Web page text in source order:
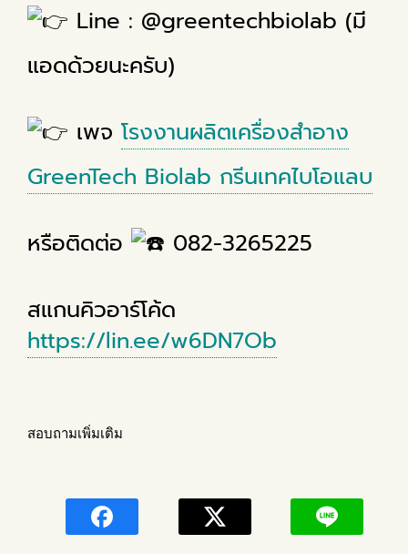
Line : @greentechbiolab (มี
แอดด้วยนะครับ)
เพจ โรงงานผลิตเครื่องสำอาง
GreenTech Biolab กรีนเทคไบโอแลบ
หรือติดต่อ 082-3265225
สแกนคิวอาร์โค้ด
https://lin.ee/w6DN7Ob
สอบถามเพิ่มเติม